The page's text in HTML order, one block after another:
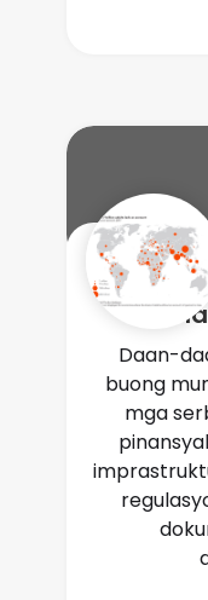
Daan-
buong
mga